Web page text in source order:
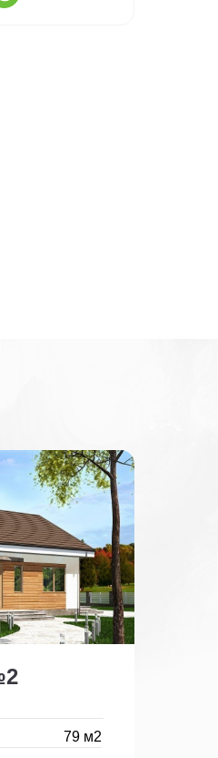
79 м2